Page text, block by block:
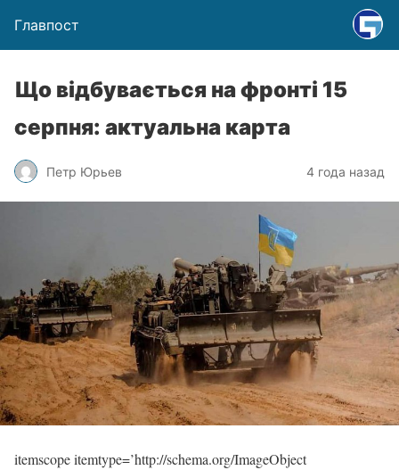
Главпост
Що відбувається на фронті 15
серпня: актуальна карта
Петр Юрьев 4 года назад
itemscope itemtype=’http://schema.org/ImageObject